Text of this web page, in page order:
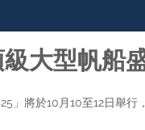
大型帆船
」將於10月10至12日舉行